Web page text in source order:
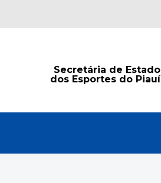
Secretária de Estado
dos Esportes do Piauí